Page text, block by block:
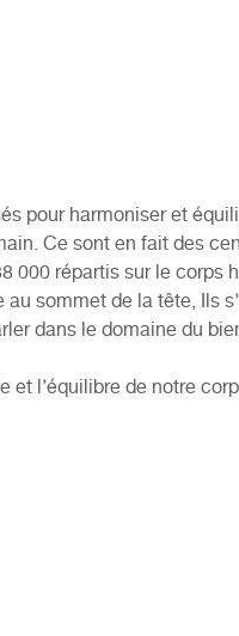
pour harmoniser et
Ce sont en fait des
000 répartis sur le corps
sommet de la tête, Ils
dans le domaine du
et l’équilibre de notre